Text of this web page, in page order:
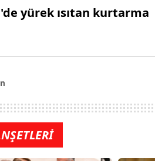
yürek ısıtan kurtarma